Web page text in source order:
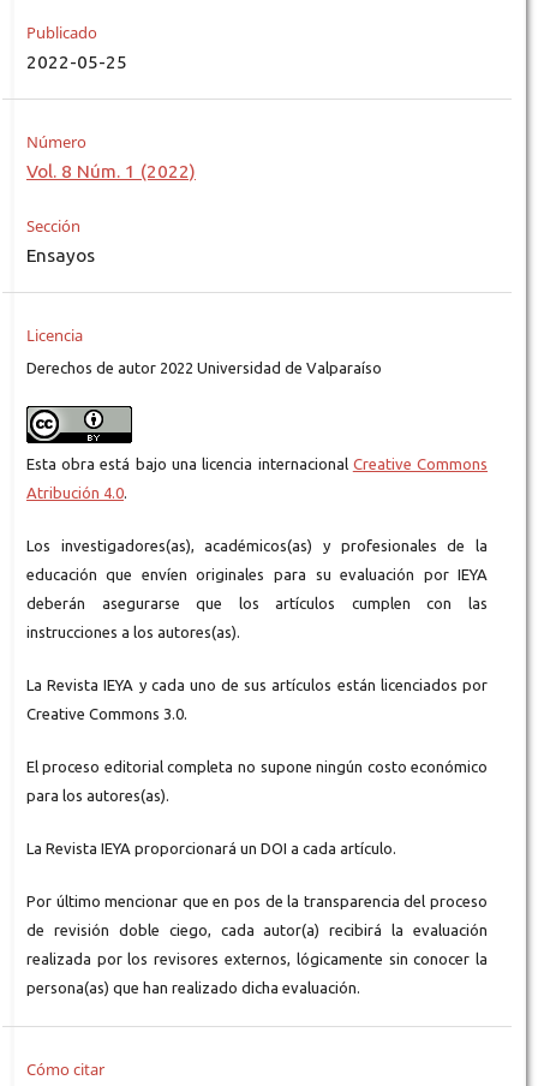
Publicado
2022-05-25
Número
Vol. 8 Núm. 1 (2022)
Sección
Ensayos
Licencia
Derechos de autor 2022 Universidad de Valparaíso
Esta obra está bajo una licencia internacional Creative Commons
Atribución 4.0.
Los investigadores(as), académicos(as) y profesionales de la
educación que envíen originales para su evaluación por IEYA
deberán asegurarse que los artículos cumplen con las
instrucciones a los autores(as).
La Revista IEYA y cada uno de sus artículos están licenciados por
Creative Commons 3.0.
El proceso editorial completa no supone ningún costo económico
para los autores(as).
La Revista IEYA proporcionará un DOI a cada artículo.
Por último mencionar que en pos de la transparencia del proceso
de revisión doble ciego, cada autor(a) recibirá la evaluación
realizada por los revisores externos, lógicamente sin conocer la
persona(as) que han realizado dicha evaluación.
Cómo citar